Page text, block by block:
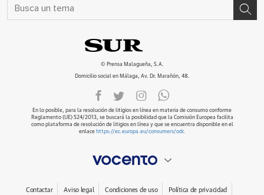
© Prensa Malagueña, S.A.
Domicilio social en Málaga, Av. Dr. Marañón, 48.
En lo posible, para la resolución de litigios en línea en materia de consumo conforme
Reglamento (UE) 524/2013, se buscará la posibilidad que la Comisión Europea facilita
como plataforma de resolución de litigios en línea y que se encuentra disponible en el
enlace https://ec.europa.eu/consumers/odr.
Contactar Aviso legal Condiciones de uso Política de privacidad